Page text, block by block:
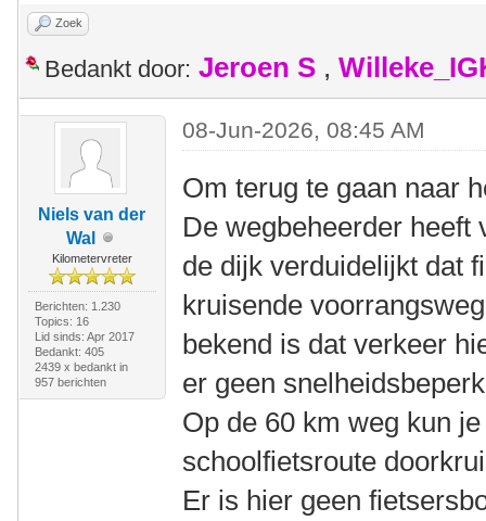
Zoek
Bedankt door: Jeroen S ,
Niels van der
Wal
Kilometervreter
Berichten: 1.230
Topics: 16
Lid sinds: Apr 2017
Bedankt: 405
2439 x bedankt in
957 berichten
08-Jun-2026, 08:45 AM
Om terug te gaan naar
De wegbeheerder
de dijk verduidelijkt dat
kruisende
bekend is dat verkeer
er geen
Op de 60 km weg kun
schoolfietsroute
Er is hier geen